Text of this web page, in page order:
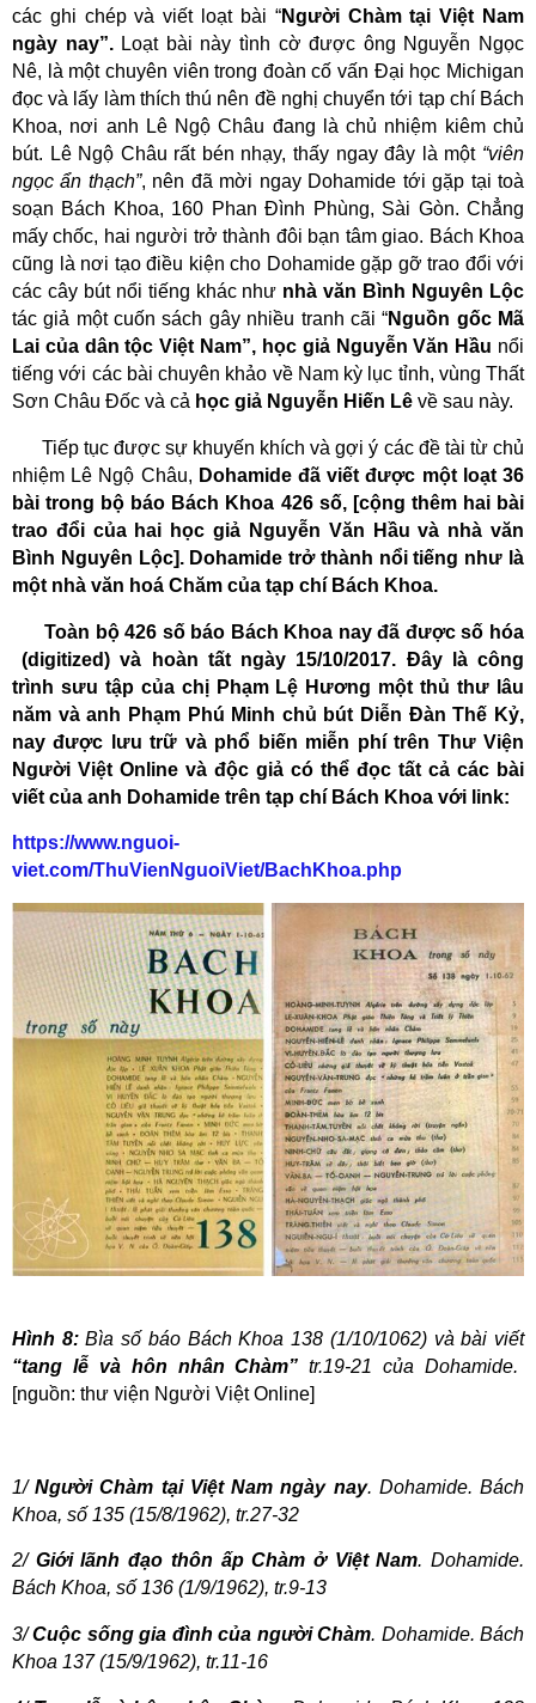
các ghi chép và viết loạt bài “Người Chàm tại Việt Nam
ngày nay”.Loạt bài này tình cờ được ông Nguyễn Ngọc
Nê, là một chuyên viên trong đoàn cố vấn Đại học Michigan
đọc và lấy làm thích thú nên đề nghị chuyển tới tạp chí Bách
Khoa, nơi anh Lê Ngộ Châu đang là chủ nhiệm kiêm chủ
bút. Lê Ngộ Châu rất bén nhạy, thấy ngay đây là một “viên
ngọc ẩn thạch”, nên đã mời ngay Dohamide tới gặp tại toà
soạn Bách Khoa, 160 Phan Đình Phùng, Sài Gòn. Chẳng
mấy chốc, hai người trở thành đôi bạn tâm giao. Bách Khoa
cũng là nơi tạo điều kiện cho Dohamide gặp gỡ trao đổi với
các cây bút nổi tiếng khác như nhà văn Bình Nguyên Lộc
tác giả một cuốn sách gây nhiều tranh cãi “Nguồn gốc Mã
Lai của dân tộc Việt Nam”, học giả Nguyễn Văn Hầu nổi
tiếng với các bài chuyên khảo về Nam kỳ lục tỉnh, vùng Thất
Sơn Châu Đốc và cả học giả Nguyễn Hiến Lê về sau này.
Tiếp tục được sự khuyến khích và gợi ý các đề tài từ chủ
nhiệm Lê Ngộ Châu, Dohamide đã viết được một loạt 36
bài trong bộ báo Bách Khoa 426 số, [cộng thêm hai bài
trao đổi của hai học giả Nguyễn Văn Hầu và nhà văn
Bình Nguyên Lộc]. Dohamide trở thành nổi tiếng như là
một nhà văn hoá Chăm của tạp chí Bách Khoa.
Toàn bộ 426 số báo Bách Khoa nay đã được số hóa
(digitized) và hoàn tất ngày 15/10/2017. Đây là công
trình sưu tập của chị Phạm Lệ Hương một thủ thư lâu
năm và anh Phạm Phú Minh chủ bút Diễn Đàn Thế Kỷ,
nay được lưu trữ và phổ biến miễn phí trên Thư Viện
Người Việt Online và độc giả có thể đọc tất cả các bài
viết của anh Dohamide trên tạp chí Bách Khoa với link:
https://www.nguoi-
viet.com/ThuVienNguoiViet/BachKhoa.php
Hình 8:Bìa số báo Bách Khoa 138 (1/10/1062) và bài viết
“tang lễ và hôn nhân Chàm” tr.19-21của Dohamide.
[nguồn: thư viện Người Việt Online]
1/Người Chàm tại Việt Nam ngày nay. Dohamide. Bách
Khoa, số 135 (15/8/1962), tr.27-32
2/ Giới lãnh đạo thôn ấp Chàm ở Việt Nam. Dohamide.
Bách Khoa, số 136 (1/9/1962), tr.9-13
3/Cuộc sống gia đình của người Chàm. Dohamide. Bách
Khoa 137 (15/9/1962), tr.11-16